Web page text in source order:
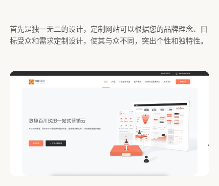
首先是独一无二的设计，定制网站可以根据您的品牌理念、目
标受众和需求定制设计，使其与众不同，突出个性和独特性。